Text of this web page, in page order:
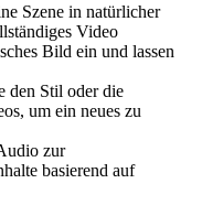
Szene in natürlicher
Video
Bild ein und lassen
den Stil oder die
um ein neues zu
zur
basierend auf